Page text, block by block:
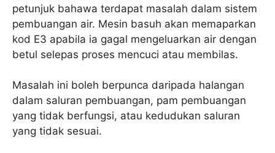
petunjuk bahawa terdapat masalah dalam sistem
pembuangan air. Mesin basuh akan memaparkan
kod E3 apabila ia gagal mengeluarkan air dengan
betul selepas proses mencuci atau membilas.
Masalah ini boleh berpunca daripada halangan
dalam saluran pembuangan, pam pembuangan
yang tidak berfungsi, atau kedudukan saluran
yang tidak sesuai.